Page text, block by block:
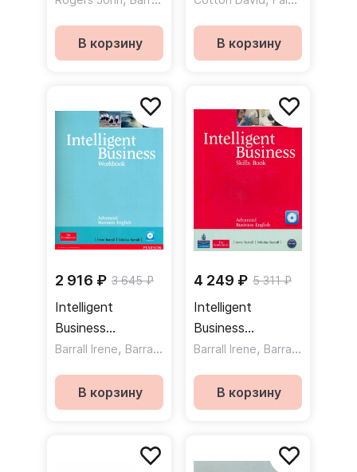
Учебник + CD
В корзину
Coursebook +
DVD / Учебник +
В корзину
2 916 ₽ 3 645 ₽
Intelligent
Business
Advanced
Рабочая тетрадь
+ CD
Barrall Irene, Barrall Nikolas
В корзину
4 249 ₽ 5 311 ₽
Intelligent
Business
Advanced Skills
/ Сборник
упражнений
Barrall Irene, Barrall Nikolas
В корзину